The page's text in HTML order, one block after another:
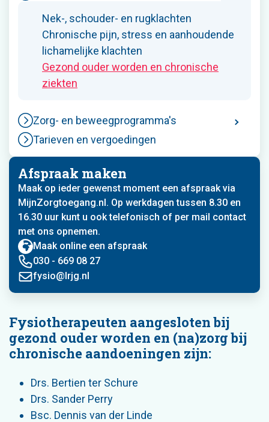
Nek-, schouder- en rugklachten
Chronische pijn, stress en aanhoudende
lichamelijke klachten
Gezond ouder worden en chronische
ziekten
Zorg- en beweegprogramma's
Tarieven en vergoedingen
Afspraak maken
Maak op ieder gewenst moment een afspraak via
MijnZorgtoegang.nl. Op werkdagen tussen 8.30 en
16.30 uur kunt u ook telefonisch of per mail contact
met ons opnemen.
Maak online een afspraak
030 - 669 08 27
fysio@lrjg.nl
Fysiotherapeuten aangesloten bij
gezond ouder worden en (na)zorg bij
chronische aandoeningen zijn:
Drs. Bertien ter Schure
Drs. Sander Perry
Bsc. Dennis van der Linde